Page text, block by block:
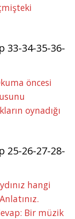
33-34-35-36-
öncesi
oynadığı
25-26-27-28-
hangi
Bir müzik